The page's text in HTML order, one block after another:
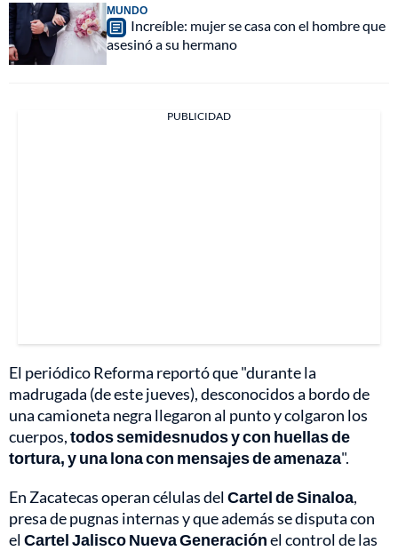
MUNDO
Increíble: mujer se casa con el hombre que
asesinó a su hermano
PUBLICIDAD
El periódico Reforma reportó que "durante la
madrugada (de este jueves), desconocidos a bordo de
una camioneta negra llegaron al punto y colgaron los
cuerpos,todos semidesnudos y con huellas de
tortura, y una lona con mensajes de amenaza".
En Zacatecas operan células delCartel de Sinaloa,
presa de pugnas internas y que además se disputa con
elCartel Jalisco Nueva Generaciónel control de las